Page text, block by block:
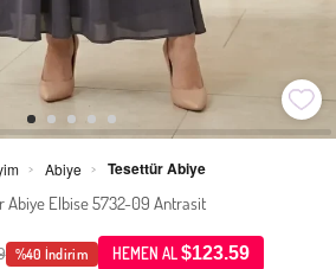
> Abiye > Tesettür Abiye
Abiye Elbise 5732-09 Antrasit
%40 İndirim HEMEN AL$123.59